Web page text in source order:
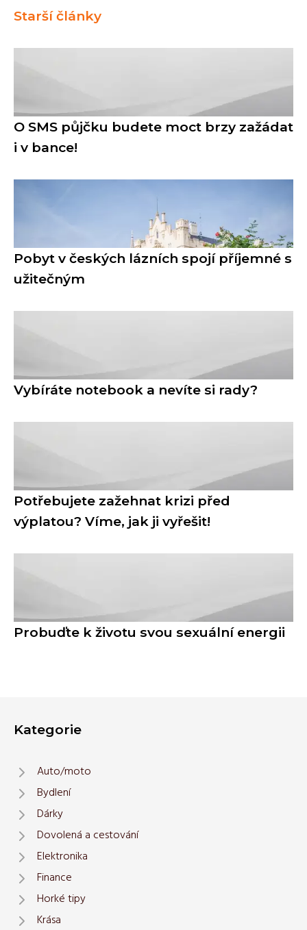
Starší články
O SMS půjčku budete moct brzy zažádat
i v bance!
Pobyt v českých lázních spojí příjemné s
užitečným
Vybíráte notebook a nevíte si rady?
Potřebujete zažehnat krizi před
výplatou? Víme, jak ji vyřešit!
Probuďte k životu svou sexuální energii
Kategorie
Auto/moto
Bydlení
Dárky
Dovolená a cestování
Elektronika
Finance
Horké tipy
Krása